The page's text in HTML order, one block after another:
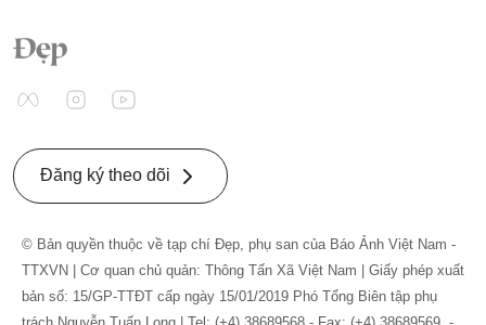
Đăng ký theo dõi
© Bản quyền thuộc về tạp chí Đẹp, phụ san của Báo Ảnh Việt Nam -
TTXVN | Cơ quan chủ quản: Thông Tấn Xã Việt Nam | Giấy phép xuất
bản số: 15/GP-TTĐT cấp ngày 15/01/2019 Phó Tổng Biên tập phụ